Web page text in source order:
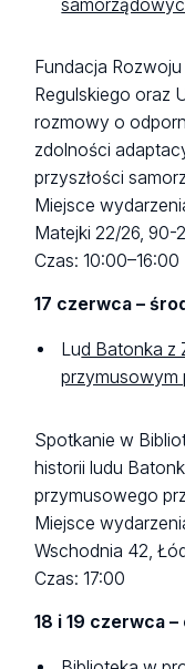
Fundacja
Regulskiego oraz
rozmowy o
zdolności
przyszłości
Miejsce
Matejki 22/26, 90-
Czas: 10:00–16:00
17 czerwca –
Lud Batonka z
przymusowym
Spotkanie w
historii ludu
przymusowego
Miejsce
Wschodnia 42,
Czas: 17:00
18 i 19 czerwca